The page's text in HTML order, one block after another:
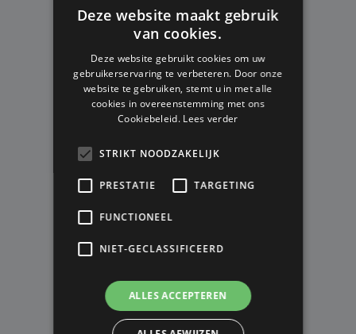
V.A. € 89,99 V.A. € 62,99
HO SOCCER GHOTTA VIPER
KEEPERSHANDSCHOENEN -
ROLL/NEGATIV - RED/BLACK -
Deze website maakt gebruik
van cookies.
Deze website gebruikt cookies om uw
gebruikerservaring te verbeteren. Door onze
website te gebruiken, stemt u in met alle
cookies in overeenstemming met ons
Cookiebeleid. Lees verder
STRIKT NOODZAKELIJK
PRESTATIE TARGETING
FUNCTIONEEL
NIET-GECLASSIFICEERD
ALLES ACCEPTEREN